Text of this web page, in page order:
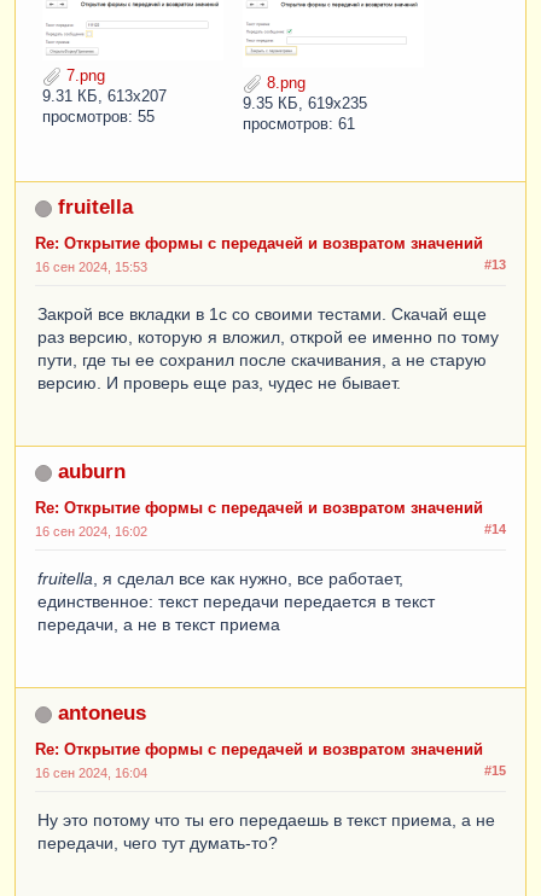
7.png
9.31 КБ, 613x207
просмотров: 55
8.png
9.35 КБ, 619x235
просмотров: 61
fruitella
Re: Открытие формы с передачей и возвратом значений
#13
16 сен 2024, 15:53
Закрой все вкладки в 1с со своими тестами. Скачай еще
раз версию, которую я вложил, открой ее именно по тому
пути, где ты ее сохранил после скачивания, а не старую
версию. И проверь еще раз, чудес не бывает.
auburn
Re: Открытие формы с передачей и возвратом значений
#14
16 сен 2024, 16:02
fruitella , я сделал все как нужно, все работает,
единственное: текст передачи передается в текст
передачи, а не в текст приема
antoneus
Re: Открытие формы с передачей и возвратом значений
#15
16 сен 2024, 16:04
Ну это потому что ты его передаешь в текст приема, а не
передачи, чего тут думать-то?